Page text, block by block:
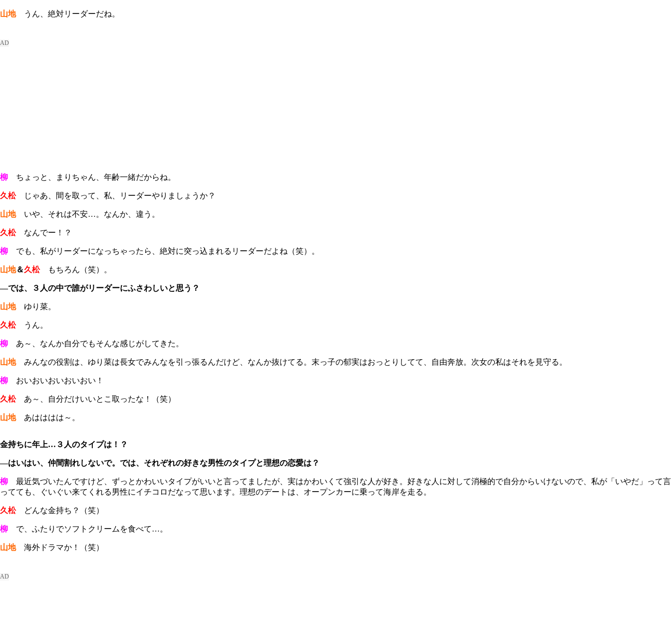
山地うん、絶対リーダーだね。
柳 ちょっと、まりちゃん、年齢一緒だからね。
久松じゃあ、間を取って、私、リーダーやりましょうか？
山地いや、それは不安…。なんか、違う。
久松なんでー！？
柳 でも、私がリーダーになっちゃったら、絶対に突っ込まれるリーダーだよね（笑）。
山地＆久松もちろん（笑）。
―では、３人の中で誰がリーダーにふさわしいと思う？
山地ゆり菜。
久松うん。
柳 あ～、なんか自分でもそんな感じがしてきた。
山地みんなの役割は、ゆり菜は長女でみんなを引っ張るんだけど、なんか抜けてる。末っ子の郁実はおっとりしてて、自由奔放。次女の私はそれを見守る。
柳 おいおいおいおいおい！
久松あ～、自分だけいいとこ取ったな！（笑）
山地あはははは～。
金持ちに年上…３人のタイプは！？
―はいはい、仲間割れしないで。では、それぞれの好きな男性のタイプと理想の恋愛は？
柳 最近気づいたんですけど、ずっとかわいいタイプがいいと言ってましたが、実はかわいくて強引な人が好き。好きな人に対して消極的で自分からいけないので、私が「いやだ」って言
ってても、ぐいぐい来てくれる男性にイチコロだなって思います。理想のデートは、オープンカーに乗って海岸を走る。
久松どんな金持ち？（笑）
柳 で、ふたりでソフトクリームを食べて…。
山地海外ドラマか！（笑）